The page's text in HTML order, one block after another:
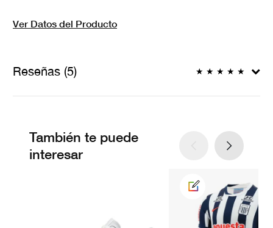
Ver Datos del Producto
Reseñas (5) ★ ★ ★ ★ ★
También te puede
interesar